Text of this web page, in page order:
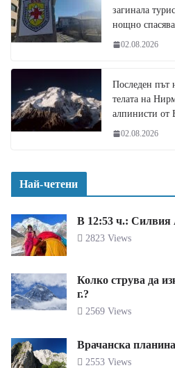
загинала
нощно
02.08.2026
Последен път
телата на
алпинисти
02.08.2026
Най-четени
В 12:53 ч.: Силвия
2823 Views
Колко струва да
г.?
2569 Views
Врачанска планина
2553 Views